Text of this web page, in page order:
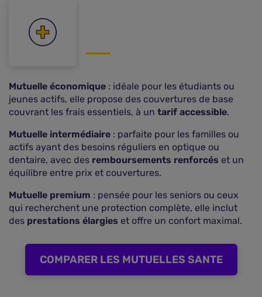
Mutuelle économique : idéale pour les étudiants ou
jeunes actifs, elle propose des couvertures de base
couvrant les frais essentiels, à un tarif accessible.
Mutuelle intermédiaire : parfaite pour les familles ou
actifs ayant des besoins réguliers en optique ou
dentaire, avec des remboursements renforcés et un
équilibre entre prix et couvertures.
Mutuelle premium : pensée pour les seniors ou ceux
qui recherchent une protection complète, elle inclut
des prestations élargies et offre un confort maximal.
COMPARER LES MUTUELLES SANTE